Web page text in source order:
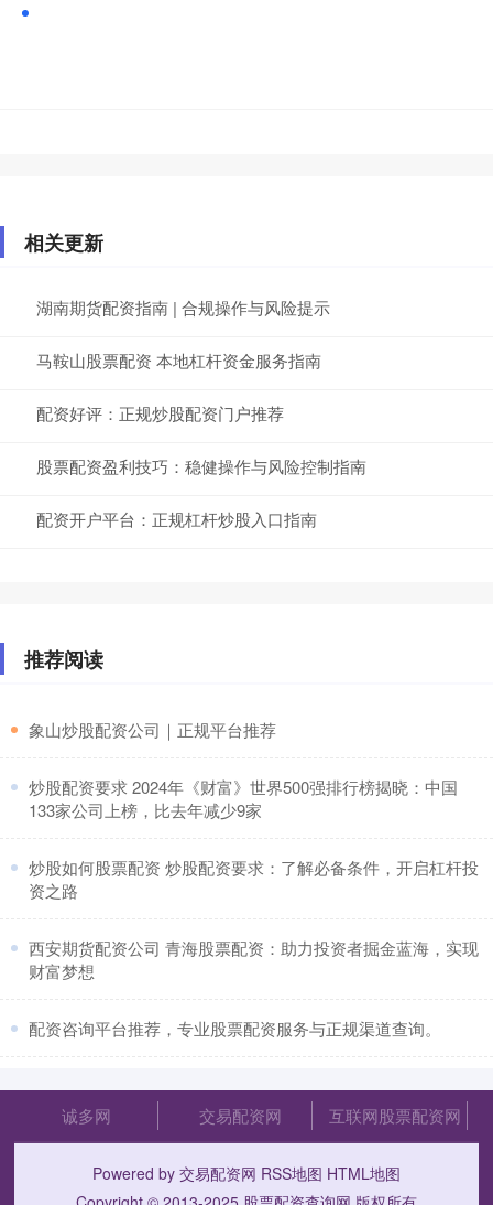
相关更新
湖南期货配资指南 | 合规操作与风险提示
马鞍山股票配资 本地杠杆资金服务指南
配资好评：正规炒股配资门户推荐
股票配资盈利技巧：稳健操作与风险控制指南
配资开户平台：正规杠杆炒股入口指南
推荐阅读
​象山炒股配资公司｜正规平台推荐
​炒股配资要求 2024年《财富》世界500强排行榜揭晓：中国
133家公司上榜，比去年减少9家
​炒股如何股票配资 炒股配资要求：了解必备条件，开启杠杆投
资之路
​西安期货配资公司 青海股票配资：助力投资者掘金蓝海，实现
财富梦想
​配资咨询平台推荐，专业股票配资服务与正规渠道查询。
诚多网 交易配资网 互联网股票配资网
Powered by 交易配资网 RSS地图 HTML地图